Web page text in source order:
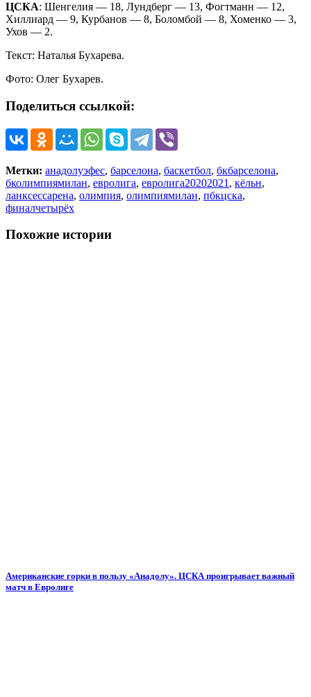
ЦСКА: Шенгелия — 18, Лундберг — 13, Фогтманн — 12,
Хиллиард — 9, Курбанов — 8, Боломбой — 8, Хоменко — 3,
Ухов — 2.
Текст: Наталья Бухарева.
Фото: Олег Бухарев.
Поделиться ссылкой:
Метки: анадолуэфес, барселона, баскетбол, бкбарселона,
бколимпиямилан, евролига, евролига20202021 , кёльн,
ланксессарена, олимпия, олимпиямилан, пбкцска,
финалчетырёх
Похожие истории
Американские горки в пользу «Анадолу». ЦСКА проигрывает важный
матч в Евролиге